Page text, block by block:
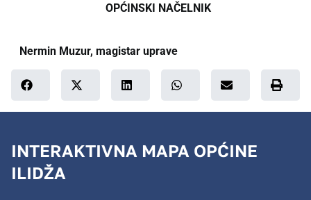
OPĆINSKI NAČELNIK
Nermin Muzur, magistar uprave
INTERAKTIVNA MAPA OPĆINE
ILIDŽA